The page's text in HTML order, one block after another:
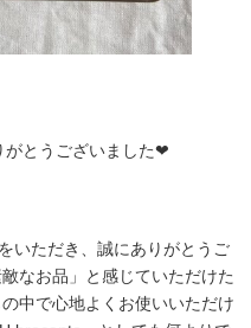
がとうございました❤
いただき、誠にありがとうご
なお品」と感じていただけた
中で心地よくお使いいただけ